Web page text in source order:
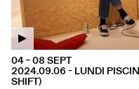
2024.09.06 - LUNDI
SHIFT)
04 – 08 SEPT